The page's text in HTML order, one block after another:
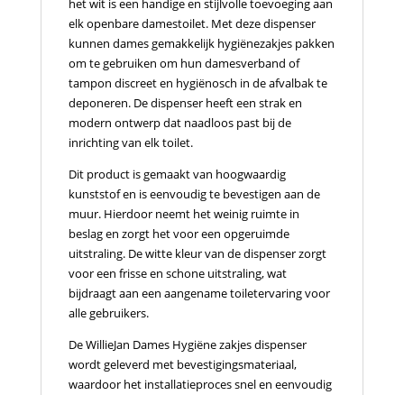
het wit is een handige en stijlvolle toevoeging aan
elk openbare damestoilet. Met deze dispenser
kunnen dames gemakkelijk hygiënezakjes pakken
om te gebruiken om hun damesverband of
tampon discreet en hygiënosch in de afvalbak te
deponeren. De dispenser heeft een strak en
modern ontwerp dat naadloos past bij de
inrichting van elk toilet.
Dit product is gemaakt van hoogwaardig
kunststof en is eenvoudig te bevestigen aan de
muur. Hierdoor neemt het weinig ruimte in
beslag en zorgt het voor een opgeruimde
uitstraling. De witte kleur van de dispenser zorgt
voor een frisse en schone uitstraling, wat
bijdraagt aan een aangename toiletervaring voor
alle gebruikers.
De WillieJan Dames Hygiëne zakjes dispenser
wordt geleverd met bevestigingsmateriaal,
waardoor het installatieproces snel en eenvoudig